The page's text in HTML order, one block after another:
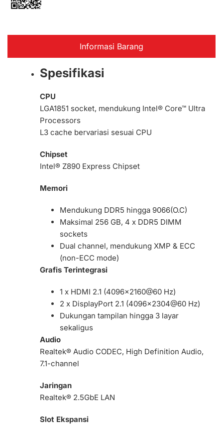
Informasi Barang
Spesifikasi
CPU
LGA1851 socket, mendukung Intel® Core™ Ultra
Processors
L3 cache bervariasi sesuai CPU
Chipset
Intel® Z890 Express Chipset
Memori
Mendukung DDR5 hingga 9066(O.C)
Maksimal 256 GB, 4 x DDR5 DIMM
sockets
Dual channel, mendukung XMP & ECC
(non-ECC mode)
Grafis Terintegrasi
1 x HDMI 2.1 (4096×2160@60 Hz)
2 x DisplayPort 2.1 (4096×2304@60 Hz)
Dukungan tampilan hingga 3 layar
sekaligus
Audio
Realtek® Audio CODEC, High Definition Audio,
7.1-channel
Jaringan
Realtek® 2.5GbE LAN
Slot Ekspansi